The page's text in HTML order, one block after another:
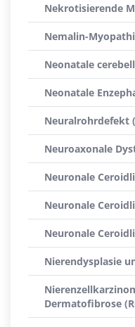
Nekrotisierende
Nemalin-
Neonatale
Neonatale
Neuralrohrdefekt
Neuroaxonale
Neuronale
Neuronale
Neuronale
Nierendysplasie
Dermatofibrose